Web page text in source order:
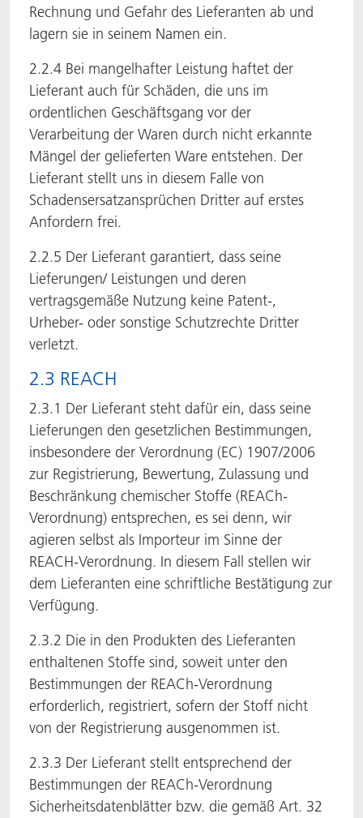
Rechnung und Gefahr des Lieferanten ab und
lagern sie in seinem Namen ein.
2.2.4 Bei mangelhafter Leistung haftet der
Lieferant auch für Schäden, die uns im
ordentlichen Geschäftsgang vor der
Verarbeitung der Waren durch nicht erkannte
Mängel der gelieferten Ware entstehen. Der
Lieferant stellt uns in diesem Falle von
Schadensersatzansprüchen Dritter auf erstes
Anfordern frei.
2.2.5 Der Lieferant garantiert, dass seine
Lieferungen/ Leistungen und deren
vertragsgemäße Nutzung keine Patent-,
Urheber- oder sonstige Schutzrechte Dritter
verletzt.
2.3 REACH
2.3.1 Der Lieferant steht dafür ein, dass seine
Lieferungen den gesetzlichen Bestimmungen,
insbesondere der Verordnung (EC) 1907/2006
zur Registrierung, Bewertung, Zulassung und
Beschränkung chemischer Stoffe (REACh-
Verordnung) entsprechen, es sei denn, wir
agieren selbst als Importeur im Sinne der
REACH-Verordnung. In diesem Fall stellen wir
dem Lieferanten eine schriftliche Bestätigung zur
Verfügung.
2.3.2 Die in den Produkten des Lieferanten
enthaltenen Stoffe sind, soweit unter den
Bestimmungen der REACh-Verordnung
erforderlich, registriert, sofern der Stoff nicht
von der Registrierung ausgenommen ist.
2.3.3 Der Lieferant stellt entsprechend der
Bestimmungen der REACh-Verordnung
Sicherheitsdatenblätter bzw. die gemäß Art. 32